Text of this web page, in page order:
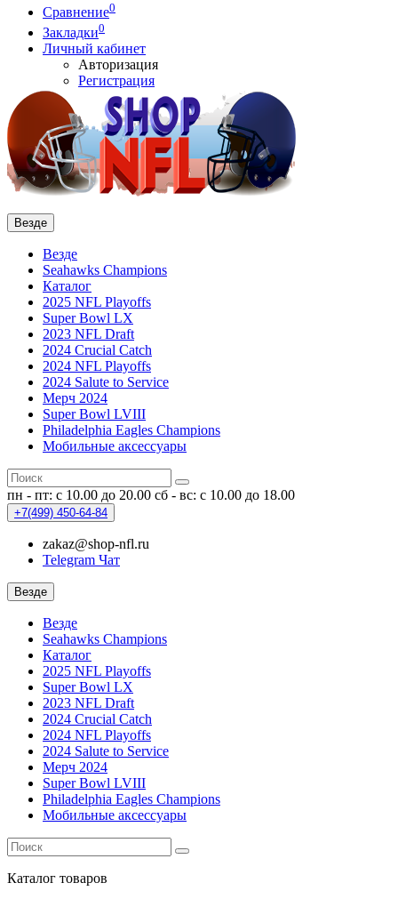
Сравнение0
Закладки0
Личный кабинет
Авторизация
Регистрация
Везде
Везде
Seahawks Champions
Каталог
2025 NFL Playoffs
Super Bowl LX
2023 NFL Draft
2024 Crucial Catch
2024 NFL Playoffs
2024 Salute to Service
Мерч 2024
Super Bowl LVIII
Philadelphia Eagles Champions
Мобильные аксессуары
пн - пт: с 10.00 до 20.00 сб - вс: с 10.00 до 18.00
+7(499) 450-64-84
zakaz@shop-nfl.ru
Telegram Чат
Везде
Везде
Seahawks Champions
Каталог
2025 NFL Playoffs
Super Bowl LX
2023 NFL Draft
2024 Crucial Catch
2024 NFL Playoffs
2024 Salute to Service
Мерч 2024
Super Bowl LVIII
Philadelphia Eagles Champions
Мобильные аксессуары
Каталог товаров